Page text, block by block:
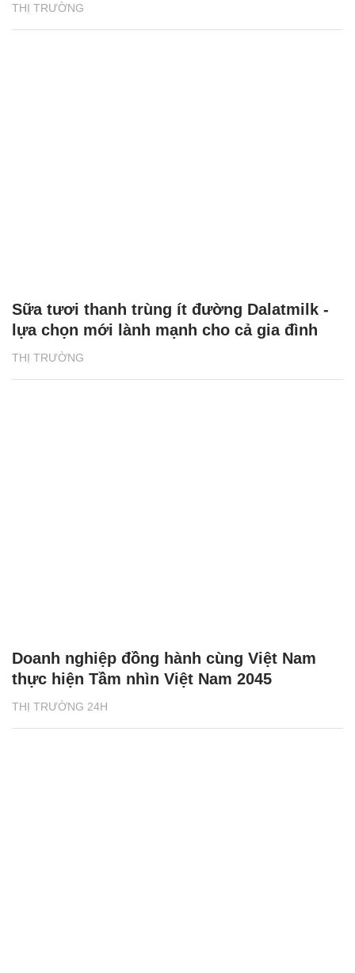
THỊ TRƯỜNG
THỊ TRƯỜNG
Sữa tươi thanh trùng ít đường Dalatmilk -
lựa chọn mới lành mạnh cho cả gia đình
THỊ TRƯỜNG 24H
Doanh nghiệp đồng hành cùng Việt Nam
thực hiện Tầm nhìn Việt Nam 2045